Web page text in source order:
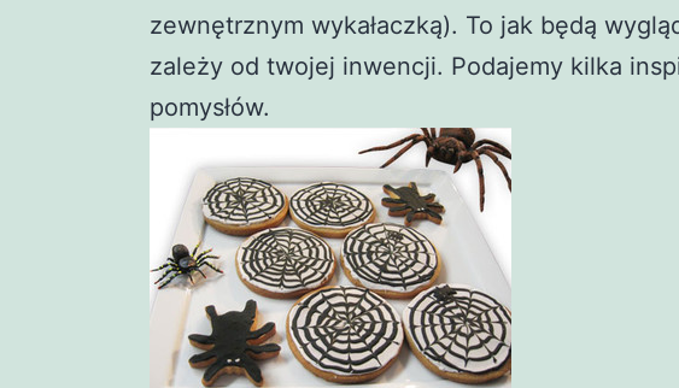
zewnętrznym wykałaczką). To jak będą
zależy od twojej inwencji. Podajemy kilka
pomysłów.